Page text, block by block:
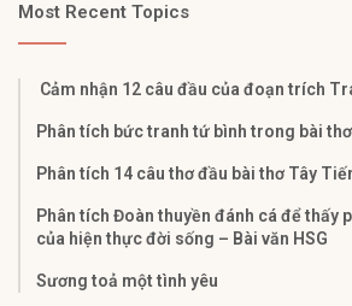
Most Recent Topics
Cảm nhận 12 câu đầu của đoạn trích
Phân tích bức tranh tứ bình trong bài
Phân tích 14 câu thơ đầu bài thơ Tây
Phân tích Đoàn thuyền đánh cá để thấy
của hiện thực đời sống – Bài văn HSG
Sương toả một tình yêu